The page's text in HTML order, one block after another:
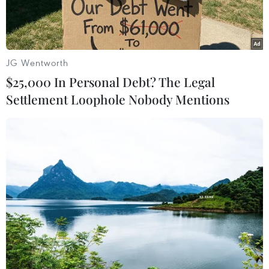
Các hoạt động tại "Bức tường An ninh mạng" được thiết kế phù
hợp với nhiều nhóm đối tượng, từ học sinh, sinh viên đến người
cao tuổi. (Ảnh: BCA)
Ngày 10/6, Cục An ninh mạng và phòng, chống
tội phạm sử dụng công nghệ cao (Bộ Công an)
thông tin từ ngày 11-14/6 sẽ tổ chức không gian
trải nghiệm tương tác "Bức tường An ninh
JG Wentworth
$25,000 In Personal Debt? The Legal
Settlement Loophole Nobody Mentions